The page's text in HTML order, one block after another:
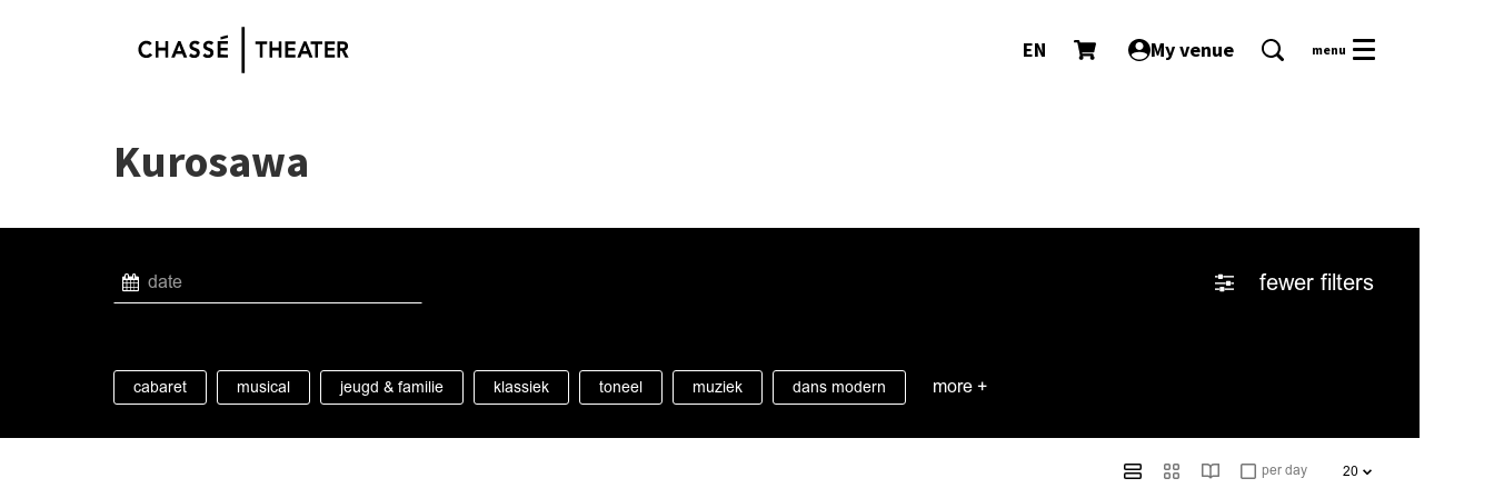
EN My venue menu
Kurosawa
fewer filters
cabaret musical jeugd & familie klassiek toneel muziek dans modern more +
per day